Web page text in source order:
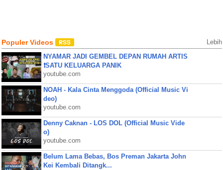
Populer Videos Lebih
NYAMAR JADI GEMBEL DEPAN RUMAH ARTIS
❗SATU KELUARGA PANIK
youtube.com
NOAH - Kala Cinta Menggoda (Official Music Vi
deo)
youtube.com
Denny Caknan - LOS DOL (Official Music Vide
o)
youtube.com
Belum Lama Bebas, Bos Preman Jakarta John
Kei Kembali Ditangk...